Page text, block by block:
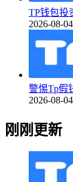
TP钱包投
2026-08-
警惕Tp假
2026-08-
刚刚更新